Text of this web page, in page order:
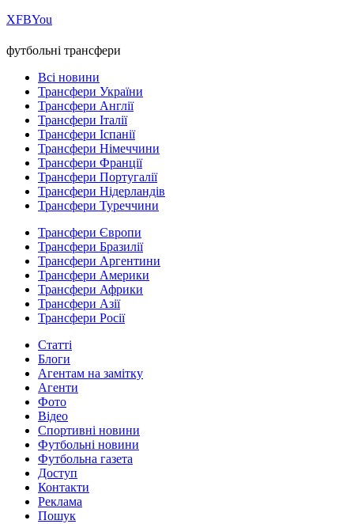
ХFBYou
футбольні трансфери
Всі новини
Трансфери України
Трансфери Англії
Трансфери Італії
Трансфери Іспанії
Трансфери Німеччини
Трансфери Франції
Трансфери Португалії
Трансфери Нідерландів
Трансфери Туреччини
Трансфери Європи
Трансфери Бразилії
Трансфери Аргентини
Трансфери Америки
Трансфери Африки
Трансфери Азії
Трансфери Росії
Статті
Блоги
Агентам на замітку
Агенти
Фото
Відео
Спортивні новини
Футбольні новини
Футбольна газета
Доступ
Контакти
Реклама
Пошук